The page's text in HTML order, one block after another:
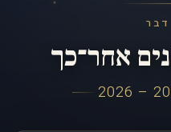
אחר־כך